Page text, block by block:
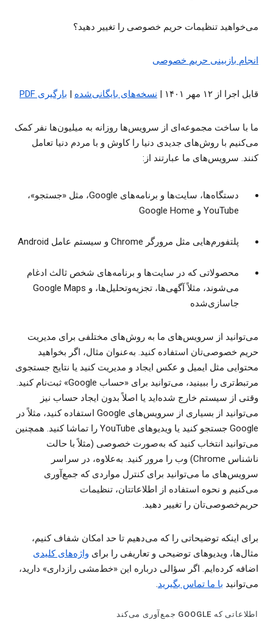
می‌خواهید تنظیمات حریم خصوصی را تغییر دهید؟
انجام بازبینی حریم خصوصی
قابل اجرا از ۱۲ مهر ۱۴۰۱ | نسخه‌های بایگانی‌شده | بارگیری PDF
ما با ساخت مجموعه‌ای از سرویس‌ها روزانه به میلیون‌ها نفر کمک
می‌کنیم با روش‌های جدیدی دنیا را کاوش و با مردم دنیا تعامل
کنند. سرویس‌های ما عبارتند از:
دستگاه‌ها، سایت‌ها و برنامه‌های Google، مثل «جستجو»،
YouTube و Google Home
پلتفورم‌هایی مثل مرورگر Chrome و سیستم عامل Android
محصولاتی که در سایت‌ها و برنامه‌های شخص ثالث ادغام
می‌شوند، مثلاً آگهی‌ها، تجزیه‌وتحلیل‌ها، و Google Maps
جاسازی‌شده
می‌توانید از سرویس‌های ما به روش‌های مختلفی برای مدیریت
حریم خصوصی‌تان استفاده کنید. به‌عنوان مثال، اگر بخواهید
محتوایی مثل ایمیل و عکس ایجاد و مدیریت کنید یا نتایج جستجوی
مرتبط‌تری را ببینید، می‌توانید برای «حساب Google» ثبت‌نام کنید.
وقتی از سیستم خارج شده‌اید یا اصلاً بدون ایجاد حساب نیز
می‌توانید از بسیاری از سرویس‌های Google استفاده کنید، مثلاً در
Google جستجو کنید یا ویدیوهای YouTube را تماشا کنید. همچنین
می‌توانید انتخاب کنید که به‌صورت خصوصی (مثلاً با حالت
ناشناس Chrome) وب را مرور کنید. به‌علاوه، در سراسر
سرویس‌های ما می‌توانید برای کنترل مواردی که جمع‌آوری
می‌کنیم و نحوه استفاده از اطلاعاتتان، تنظیمات
حریم‌خصوصی‌تان را تغییر دهید.
برای اینکه توضیحاتی را که می‌دهیم تا حد امکان شفاف ‌کنیم،
مثال‌ها، ویدیوهای توضیحی و تعاریفی را برای واژه‌های کلیدی
اضافه کرده‌ایم. اگر سؤالی درباره این «خط‌مشی رازداری» دارید،
می‌توانید با ما تماس بگیرید.
اطلاعاتی که GOOGLE جمع‌آوری می‌کند